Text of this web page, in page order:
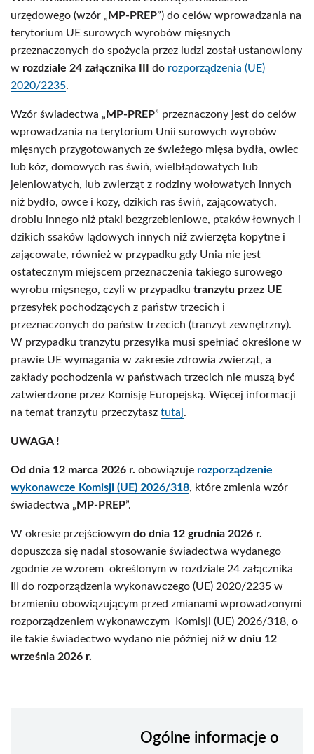
urzędowego (wzór „ MP-PREP”) do celów wprowadzania na
terytorium UE surowych wyrobów mięsnych
przeznaczonych do spożycia przez ludzi został ustanowiony
w rozdziale 24 załącznika III do rozporządzenia (UE)
2020/2235.
Wzór świadectwa „ MP-PREP” przeznaczony jest do celów
wprowadzania na terytorium Unii surowych wyrobów
mięsnych przygotowanych ze świeżego mięsa bydła, owiec
lub kóz, domowych ras świń, wielbłądowatych lub
jeleniowatych, lub zwierząt z rodziny wołowatych innych
niż bydło, owce i kozy, dzikich ras świń, zającowatych,
drobiu innego niż ptaki bezgrzebieniowe, ptaków łownych i
dzikich ssaków lądowych innych niż zwierzęta kopytne i
zającowate, również w przypadku gdy Unia nie jest
ostatecznym miejscem przeznaczenia takiego surowego
wyrobu mięsnego, czyli w przypadku tranzytu przez UE
przesyłek pochodzących z państw trzecich i
przeznaczonych do państw trzecich (tranzyt zewnętrzny).
W przypadku tranzytu przesyłka musi spełniać określone w
prawie UE wymagania w zakresie zdrowia zwierząt, a
zakłady pochodzenia w państwach trzecich nie muszą być
zatwierdzone przez Komisję Europejską. Więcej informacji
na temat tranzytu przeczytasz tutaj.
UWAGA !
Od dnia 12 marca 2026 r. obowiązuje rozporządzenie
wykonawcze Komisji (UE) 2026/318, które zmienia wzór
świadectwa „ MP-PREP”.
W okresie przejściowym do dnia 12 grudnia 2026 r.
dopuszcza się nadal stosowanie świadectwa wydanego
zgodnie ze wzorem określonym w rozdziale 24 załącznika
III do rozporządzenia wykonawczego (UE) 2020/2235 w
brzmieniu obowiązującym przed zmianami wprowadzonymi
rozporządzeniem wykonawczym Komisji (UE) 2026/318, o
ile takie świadectwo wydano nie później niż w dniu 12
września 2026 r.
Ogólne informacje o